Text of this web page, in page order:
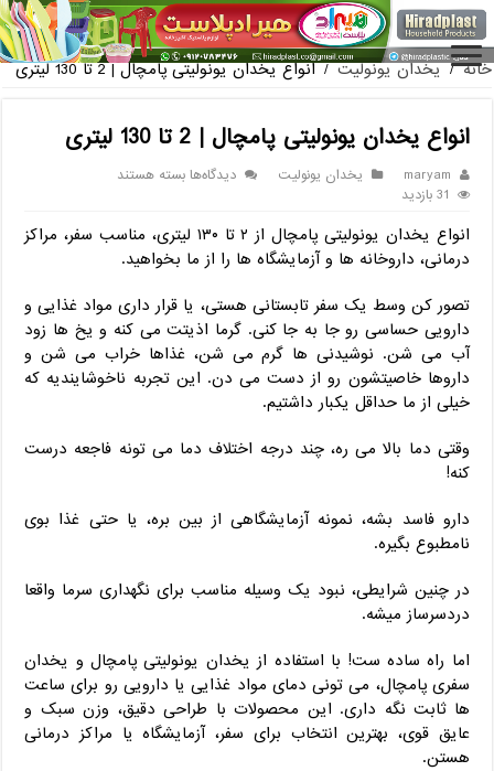
فروش گلدان پلاستیکی گلخانه به صورت آنلاین
خانه / یخدان یونولیت / انواع یخدان یونولیتی پامچال | 2 تا 130 لیتری
انواع یخدان یونولیتی پامچال | 2 تا 130 لیتری
maryam یخدان یونولیت دیدگاه‌هابرای
یونولیتی
پامچال
تا
130
لیتری
بسته هستند
31 بازدید
انواع یخدان یونولیتی پامچال از ۲ تا ۱۳۰ لیتری، مناسب سفر، مراکز
درمانی، داروخانه ‌ها و آزمایشگاه‌ ها را از ما بخواهید.
تصور کن وسط یک سفر تابستانی هستی، یا قرار داری مواد غذایی و
دارویی حساسی رو جا به جا کنی. گرما اذیتت می‌ کنه و یخ‌ ها زود
آب می ‌شن. نوشیدنی‌ ها گرم می ‌شن، غذاها خراب می ‌شن و
داروها خاصیتشون رو از دست می ‌دن. این تجربه ناخوشایندیه که
خیلی از ما حداقل یکبار داشتیم.
وقتی دما بالا می ‌ره، چند درجه اختلاف دما می‌ تونه فاجعه درست
کنه!
دارو فاسد بشه، نمونه آزمایشگاهی از بین بره، یا حتی غذا بوی
نامطبوع بگیره.
در چنین شرایطی، نبود یک وسیله مناسب برای نگهداری سرما واقعا
دردسرساز میشه.
اما راه ساده‌ ست! با استفاده از یخدان یونولیتی پامچال و یخدان
سفری پامچال، می‌ تونی دمای مواد غذایی یا دارویی رو برای ساعت
‌ها ثابت نگه داری. این محصولات با طراحی دقیق، وزن سبک و
عایق قوی، بهترین انتخاب برای سفر، آزمایشگاه یا مراکز درمانی
هستن.